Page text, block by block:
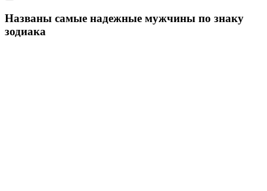
Названы самые надежные мужчины по знаку
зодиака